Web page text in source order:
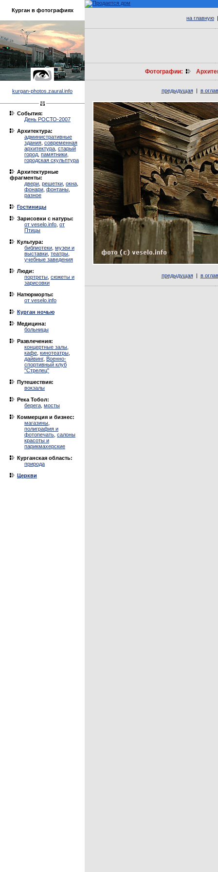
Курган в фотографиях
kurgan-photos.zaural.info
События:
День РОСТО-2007
Архитектура:
административные
здания современная
архитектура старый
город памятники,
городская скульптура
Архитектурные
фрагменты:
двери решетки окна
фонари фонтаны
разное
Гостиницы
Зарисовки с натуры:
от veselo.info от
Птицы
Культура:
библиотеки музеи и
выставки театры
учебные заведения
Люди:
портреты сюжеты и
зарисовки
Натюрморты:
от veselo.info
Курган ночью
Медицина:
больницы
Развлечения:
концертные залы
кафе кинотеатры
дайвинг, Военно-
спортивный клуб
"Стрелец"
Путешествия:
вокзалы
Река Тобол:
берега мосты
Коммерция и бизнес:
магазины
полиграфия и
фотопечать салоны
красоты и
парикмахерские
Курганская область:
природа
Церкви
на главную
Фотографии:
предыдущая| в
предыдущая| в